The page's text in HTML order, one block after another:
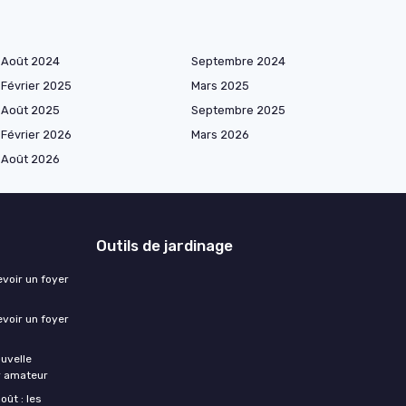
Août 2024
Septembre 2024
Février 2025
Mars 2025
Août 2025
Septembre 2025
Février 2026
Mars 2026
Août 2026
un foyer
un foyer
amateur
: les
Outils de jardinage